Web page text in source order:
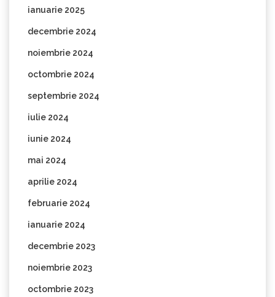
ianuarie 2025
decembrie 2024
noiembrie 2024
octombrie 2024
septembrie 2024
iulie 2024
iunie 2024
mai 2024
aprilie 2024
februarie 2024
ianuarie 2024
decembrie 2023
noiembrie 2023
octombrie 2023